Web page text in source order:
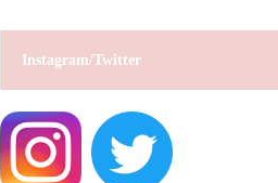
Instagram/Twitter